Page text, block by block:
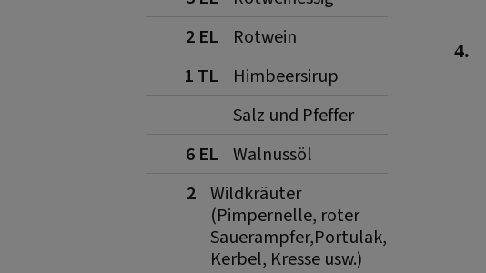
2 EL
Rotwein
1 TL
Himbeersirup
Salz und Pfeffer
6 EL
Walnussöl
2 Wildkräuter
(Pimpernelle, roter
Sauerampfer,Portulak,
Kerbel, Kresse usw.)